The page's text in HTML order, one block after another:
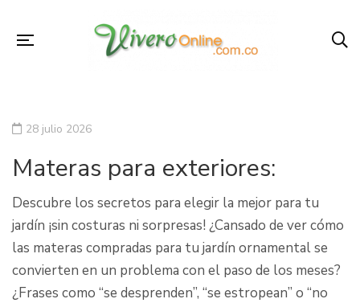
28 julio 2026
Materas para exteriores:
Descubre los secretos para elegir la mejor para tu
jardín ¡sin costuras ni sorpresas! ¿Cansado de ver cómo
las materas compradas para tu jardín ornamental se
convierten en un problema con el paso de los meses?
¿Frases como “se desprenden”, “se estropean” o “no